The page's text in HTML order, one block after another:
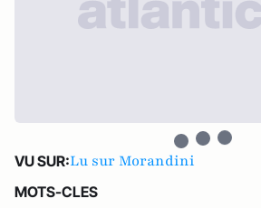
VU SUR:Lu sur Morandini
MOTS-CLES